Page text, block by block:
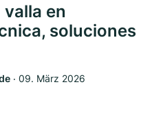
en
soluciones
‧ 09. März 2026